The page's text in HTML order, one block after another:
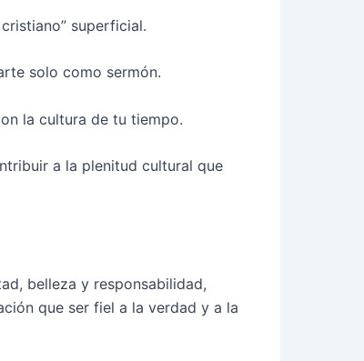
superficial.
solo como sermón.
la cultura de tu tiempo.
a la plenitud cultural que
belleza y responsabilidad,
que ser fiel a la verdad y a la